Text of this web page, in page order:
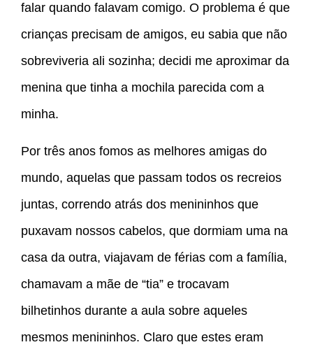
falar quando falavam comigo. O problema é que
crianças precisam de amigos, eu sabia que não
sobreviveria ali sozinha; decidi me aproximar da
menina que tinha a mochila parecida com a
minha.
Por três anos fomos as melhores amigas do
mundo, aquelas que passam todos os recreios
juntas, correndo atrás dos menininhos que
puxavam nossos cabelos, que dormiam uma na
casa da outra, viajavam de férias com a família,
chamavam a mãe de “tia” e trocavam
bilhetinhos durante a aula sobre aqueles
mesmos menininhos. Claro que estes eram